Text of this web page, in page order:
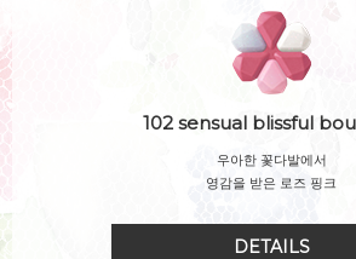
102 sensual blissful
우아한 꽃다발에서
영감을 받은 로즈 핑크
DETAILS